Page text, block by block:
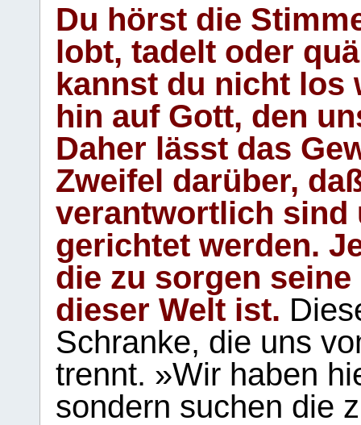
Du hörst die
lobt, tadelt oder
kannst du nicht los
hin auf Gott, den
Daher lässt das
Zweifel darüber,
verantwortlich sind
gerichtet werden.
die zu sorgen
dieser Welt ist.
Schranke, die uns
trennt. »Wir haben
sondern suchen die